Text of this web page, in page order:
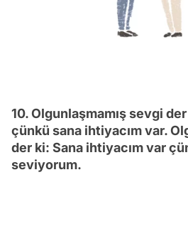
10. Olgunlaşmamış sevgi
çünkü sana ihtiyacım var.
der ki: Sana ihtiyacım var
seviyorum.